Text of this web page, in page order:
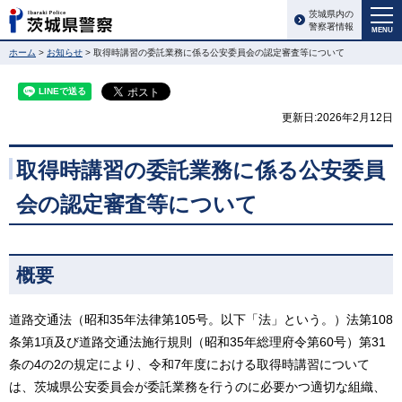
MENU
茨城県内の
警察署情報
ホーム > お知らせ > 取得時講習の委託業務に係る公安委員会の認定審査等について
更新日:2026年2月12日
取得時講習の委託業務に係る公安委員
会の認定審査等について
概要
道路交通法（昭和35年法律第105号。以下「法」という。）法第108
条第1項及び道路交通法施行規則（昭和35年総理府令第60号）第31
条の4の2の規定により、令和7年度における取得時講習について
は、茨城県公安委員会が委託業務を行うのに必要かつ適切な組織、